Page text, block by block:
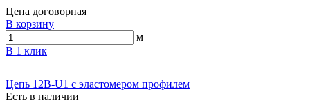
Цена договорная
В корзину
м
В 1 клик
Цепь 12B-U1 с эластомером профилем
Есть в наличии